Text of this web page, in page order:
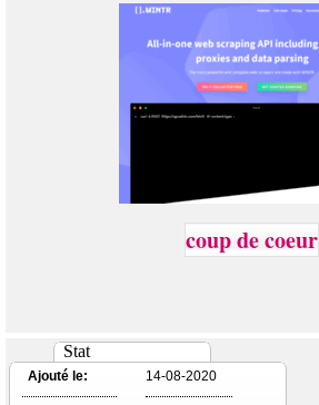
coup de coeur
Stat
Ajouté le: 14-08-2020